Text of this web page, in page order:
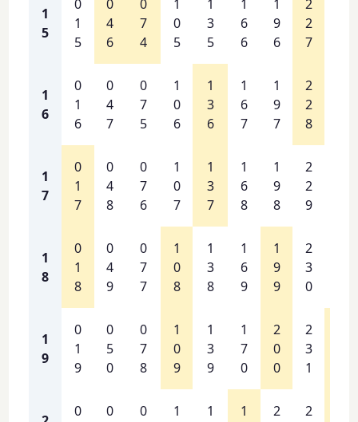
1
5
0
1
5
0
4
6
0
7
4
1
0
5
1
3
5
1
6
6
1
9
6
2
2
7
1
6
0
1
6
0
4
7
0
7
5
1
0
6
1
3
6
1
6
7
1
9
7
2
2
8
1
7
0
1
7
0
4
8
0
7
6
1
0
7
1
3
7
1
6
8
1
9
8
2
2
9
1
8
0
1
8
0
4
9
0
7
7
1
0
8
1
3
8
1
6
9
1
9
9
2
3
0
1
9
0
1
9
0
5
0
0
7
8
1
0
9
1
3
9
1
7
0
2
0
0
2
3
1
0
0
0
1
1
1
2
2